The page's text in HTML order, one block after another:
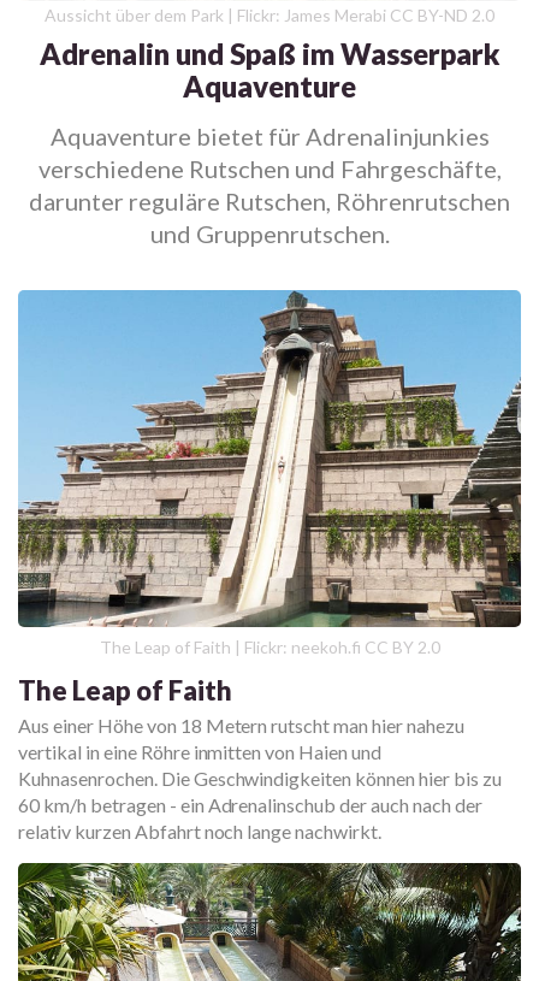
Aussicht über dem Park | Flickr: James Merabi CC BY-ND 2.0
Adrenalin und Spaß im Wasserpark
Aquaventure
Aquaventure bietet für Adrenalinjunkies
verschiedene Rutschen und Fahrgeschäfte,
darunter reguläre Rutschen, Röhrenrutschen
und Gruppenrutschen.
The Leap of Faith | Flickr: neekoh.fi CC BY 2.0
The Leap of Faith
Aus einer Höhe von 18 Metern rutscht man hier nahezu
vertikal in eine Röhre inmitten von Haien und
Kuhnasenrochen. Die Geschwindigkeiten können hier bis zu
60 km/h betragen - ein Adrenalinschub der auch nach der
relativ kurzen Abfahrt noch lange nachwirkt.